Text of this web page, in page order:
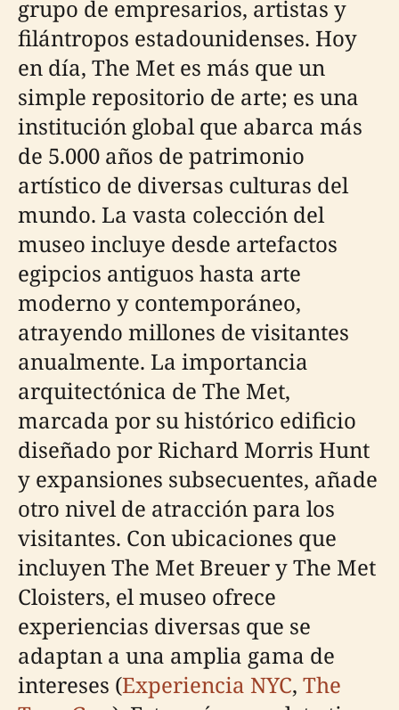
grupo de empresarios, artistas y
filántropos estadounidenses. Hoy
en día, The Met es más que un
simple repositorio de arte; es una
institución global que abarca más
de 5.000 años de patrimonio
artístico de diversas culturas del
mundo. La vasta colección del
museo incluye desde artefactos
egipcios antiguos hasta arte
moderno y contemporáneo,
atrayendo millones de visitantes
anualmente. La importancia
arquitectónica de The Met,
marcada por su histórico edificio
diseñado por Richard Morris Hunt
y expansiones subsecuentes, añade
otro nivel de atracción para los
visitantes. Con ubicaciones que
incluyen The Met Breuer y The Met
Cloisters, el museo ofrece
experiencias diversas que se
adaptan a una amplia gama de
intereses (Experiencia NYC, The